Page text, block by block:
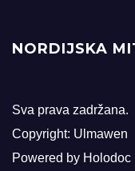
NORDIJSKA
Sva prava zadržana.
Copyright: Ulmawen
Powered by Holodoc